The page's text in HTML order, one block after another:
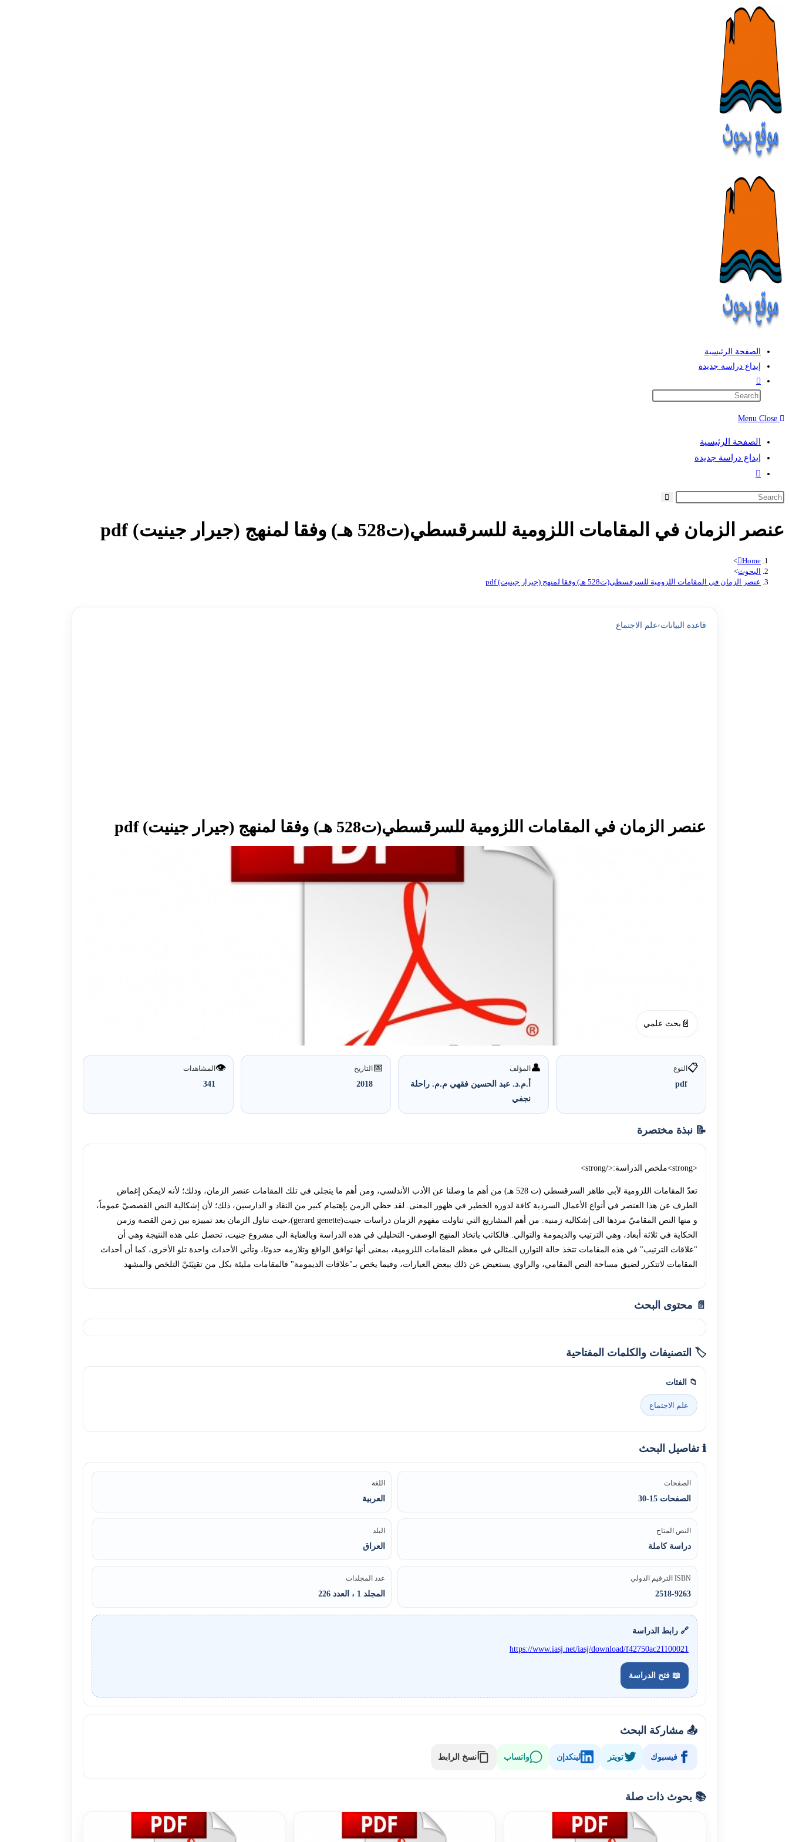
content
الصفحة الرئيسية
إيداع دراسة جديدة
Toggle
website
Menu Close
الصفحة الرئيسية
إيداع دراسة جديدة
Toggle
search
عنصر الزمان في المقامات اللزومية للسرقسطي(ت528 هـ) وفقا لمنهج (جيرار جينيت) pdf
Home
>
البحوث>
عنصر الزمان في المقامات اللزومية للسرقسطي(ت528 هـ) وفقا لمنهج (جيرار جينيت) pdf
قاعدة البيانات›علم الاجتماع
عنصر الزمان في المقامات اللزومية للسرقسطي(ت528 هـ) وفقا لمنهج (جيرار جينيت) pdf
📄 بحث علمي
📋النوع
pdf
👤المؤلف
أ.م.د. عبد الحسين فقهي م.م. راحلة
نجفي
📅التاريخ
2018
👁️المشاهدات
341
📝 نبذة مختصرة
<strong>ملخص الدراسة:</strong>
تعدّ المقامات اللزومية لأبي طاهر السرقسطي (ت 528 هـ) من أهم ما وصلنا عن الأدب الأندلسي، ومن أهم ما يتجلى في تلك المقامات عنصر الزمان، وذلك؛ لأنه لايمكن إغماض
الطرف عن هذا العنصر في أنواع الأعمال السردية كافة لدوره الخطير في ظهور المعنى. لقد حظي الزمن بإهتمام كبير من النقاد و الدارسين، ذلك؛ لأن إشكالية النص القصصيّ عموماً،
و منها النص المقاميّ مردها الى إشكالية زمنية. من أهم المشاريع التي تناولت مفهوم الزمان دراسات جنيت(gerard genette)،حيث تناول الزمان بعد تمييزه بين زمن القصة وزمن
الحكاية في ثلاثة أبعاد، وهي الترتيب والديمومة والتوالي. فالکاتب باتخاذ المنهج الوصفي- التحليلي في هذه الدراسة وبالعنایة الى مشروع جنيت، تحصل على هذه النتيجة وهي أن
"علاقات الترتيب" في هذه المقامات تتخذ حالة التوازن المثالي في معظم المقامات اللزومية، بمعنى أنها توافق الواقع وتلازمه حدوثا، وتأتي الأحداث واحدة تلو الأخرى، كما أن أحداث
المقامات لاتتكرر لضيق مساحة النص المقامي، والراوي يستعيض عن ذلك ببعض العبارات، وفيما يخص بـ"علاقات الديمومة" فالمقامات مليئة بكل من تقنِيَتَيْ التلخص والمشهد
📄 محتوى البحث
🏷️ التصنيفات والكلمات المفتاحية
📁 الفئات
علم الاجتماع
ℹ️ تفاصيل البحث
الصفحات
الصفحات 15-30
اللغة
العربية
النص المتاح
دراسة كاملة
البلد
العراق
ISBN الترقيم الدولي
2518-9263
عدد المجلدات
المجلد 1 ، العدد 226
🔗 رابط الدراسة
https://www.iasj.net/iasj/download/f42750ac21100021
📖 فتح الدراسة
📤 مشاركة البحث
فيسبوك تويتر لينكدإن واتساب نسخ الرابط
📚 بحوث ذات صلة